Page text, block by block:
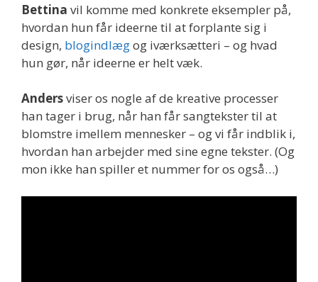
Bettina vil komme med konkrete eksempler på,
hvordan hun får ideerne til at forplante sig i
design, blogindlægog iværksætteri – og hvad
hun gør, når ideerne er helt væk.
Andersviser os nogle af de kreative processer
han tager i brug, når han får sangtekster til at
blomstre imellem mennesker – og vi får indblik i,
hvordan han arbejder med sine egne tekster. (Og
mon ikke han spiller et nummer for os også…)